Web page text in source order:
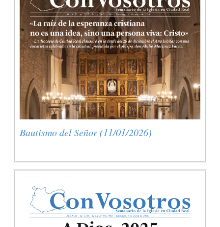
Bautismo del Señor (11/01/2026)